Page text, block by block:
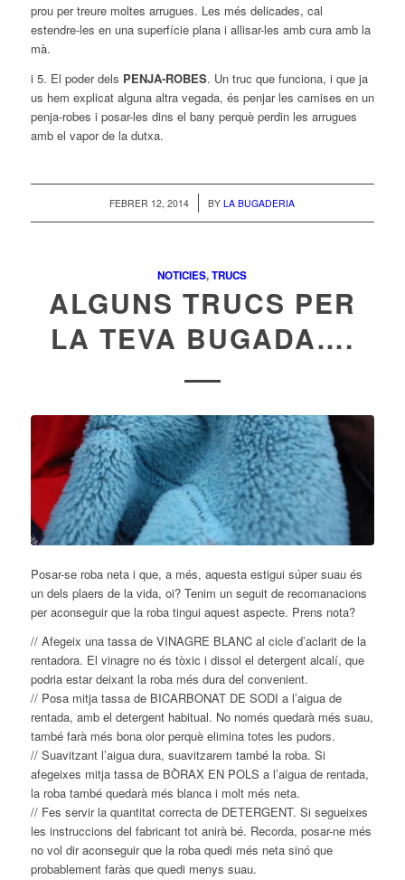
prou per treure moltes arrugues. Les més delicades, cal
estendre-les en una superfície plana i allisar-les amb cura amb la
mà.
i 5. El poder dels PENJA-ROBES. Un truc que funciona, i que ja
us hem explicat alguna altra vegada, és penjar les camises en un
penja-robes i posar-les dins el bany perquè perdin les arrugues
amb el vapor de la dutxa.
FEBRER 12, 2014
/ BYLA BUGADERIA
NOTICIES,TRUCS
ALGUNS TRUCS PER
LA TEVA BUGADA….
Posar-se roba neta i que, a més, aquesta estigui súper suau és
un dels plaers de la vida, oi? Tenim un seguit de recomanacions
per aconseguir que la roba tingui aquest aspecte. Prens nota?
// Afegeix una tassa de VINAGRE BLANC al cicle d’aclarit de la
rentadora. El vinagre no és tòxic i dissol el detergent alcalí, que
podria estar deixant la roba més dura del convenient.
// Posa mitja tassa de BICARBONAT DE SODI a l’aigua de
rentada, amb el detergent habitual. No només quedarà més suau,
també farà més bona olor perquè elimina totes les pudors.
// Suavitzant l’aigua dura, suavitzarem també la roba. Si
afegeixes mitja tassa de BÒRAX EN POLS a l’aigua de rentada,
la roba també quedarà més blanca i molt més neta.
// Fes servir la quantitat correcta de DETERGENT. Si segueixes
les instruccions del fabricant tot anirà bé. Recorda, posar-ne més
no vol dir aconseguir que la roba quedi més neta sinó que
probablement faràs que quedi menys suau.